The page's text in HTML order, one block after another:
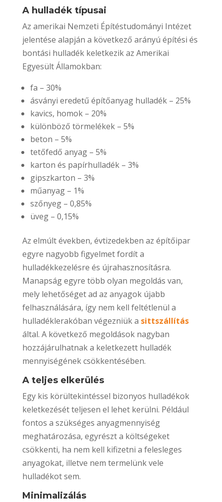
A hulladék típusai
Az amerikai Nemzeti Építéstudományi Intézet
jelentése alapján a következő arányú építési és
bontási hulladék keletkezik az Amerikai
Egyesült Államokban:
fa – 30%
ásványi eredetű építőanyag hulladék – 25%
kavics, homok – 20%
különböző törmelékek – 5%
beton – 5%
tetőfedő anyag – 5%
karton és papírhulladék – 3%
gipszkarton – 3%
műanyag – 1%
szőnyeg – 0,85%
üveg – 0,15%
Az elmúlt években, évtizedekben az építőipar
egyre nagyobb figyelmet fordít a
hulladékkezelésre és újrahasznosításra.
Manapság egyre több olyan megoldás van,
mely lehetőséget ad az anyagok újabb
felhasználására, így nem kell feltétlenül a
hulladéklerakóban végezniük a sittszállítás
által. A következő megoldások nagyban
hozzájárulhatnak a keletkezett hulladék
mennyiségének csökkentésében.
A teljes elkerülés
Egy kis körültekintéssel bizonyos hulladékok
keletkezését teljesen el lehet kerülni. Például
fontos a szükséges anyagmennyiség
meghatározása, egyrészt a költségeket
csökkenti, ha nem kell kifizetni a felesleges
anyagokat, illetve nem termelünk vele
hulladékot sem.
Minimalizálás